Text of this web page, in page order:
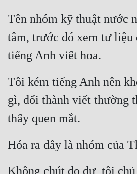
Tên nhóm kỹ thuật nước
tâm, trước đó xem tư liệu
tiếng Anh viết hoa.
Tôi kém tiếng Anh nên
gì, đổi thành viết thường
thấy quen mắt.
Hóa ra đây là nhóm của
Không chút do dự, tôi